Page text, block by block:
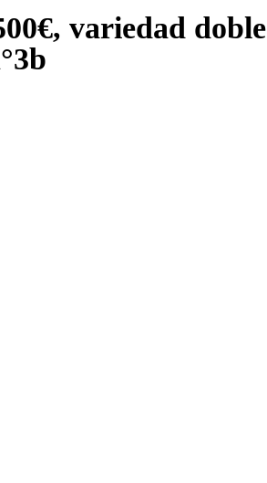
variedad doble
militar. - Yvert n°3b